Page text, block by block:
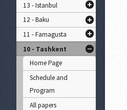
13 - Istanbul
12 - Baku
11 - Famagusta
10 - Tashkent
Home Page
Schedule and
Program
All papers